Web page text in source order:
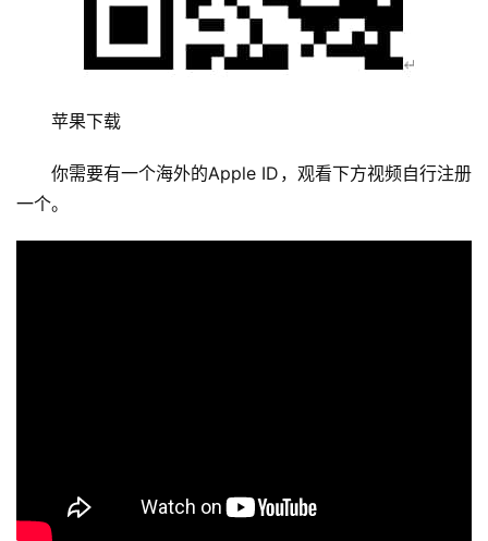
苹果下载
你需要有一个海外的Apple ID，观看下方视频自行注册
一个。